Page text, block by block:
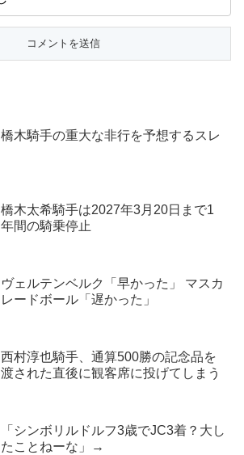
橋木騎手の重大な非行を予想するスレ
橋木太希騎手は2027年3月20日まで1
年間の騎乗停止
ヴェルテンベルク「早かった」 マスカ
レードボール「遅かった」
西村淳也騎手、通算500勝の記念品を
渡された直後に観客席に投げてしまう
「シンボリルドルフ3歳でJC3着？大し
たことねーな」→